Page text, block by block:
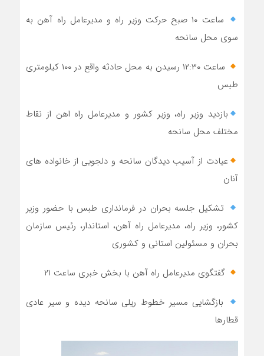
ساعت ۱۰ صبح حرکت وزیر راه و مدیرعامل راه آهن به
سوی محل سانحه
ساعت ۱۲:۳۰ رسیدن به محل حادثه واقع در ۱۰۰ کیلومتری
طبس
بازدید وزیر راه، وزیر کشور و مدیرعامل راه اهن از نقاط
مختلف محل سانحه
عیادت از آسیب دیدگان سانحه و دلجویی از خانواده های
آنان
تشکیل جلسه بحران در فرمانداری طبس با حضور وزیر
کشور، وزیر راه، مدیرعامل راه آهن، استاندار، رئیس سازمان
بحران و مسئولین استانی و کشوری
گفتگوی مدیرعامل راه آهن با بخش خبری ساعت ۲۱
بازگشایی مسیر خطوط ریلی سانحه دیده و سیر عادی
قطارها